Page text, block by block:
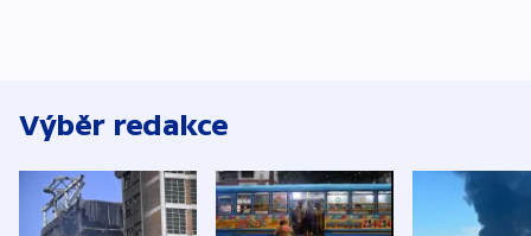
Výběr redakce